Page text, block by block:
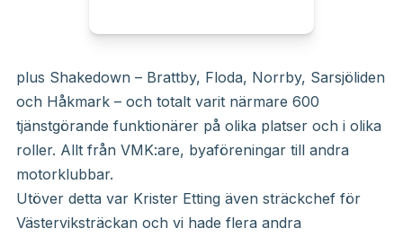
plus Shakedown – Brattby, Floda, Norrby, Sarsjöliden
och Håkmark – och totalt varit närmare 600
tjänstgörande funktionärer på olika platser och i olika
roller. Allt från VMK:are, byaföreningar till andra
motorklubbar.
Utöver detta var Krister Etting även sträckchef för
Västerviksträckan och vi hade flera andra